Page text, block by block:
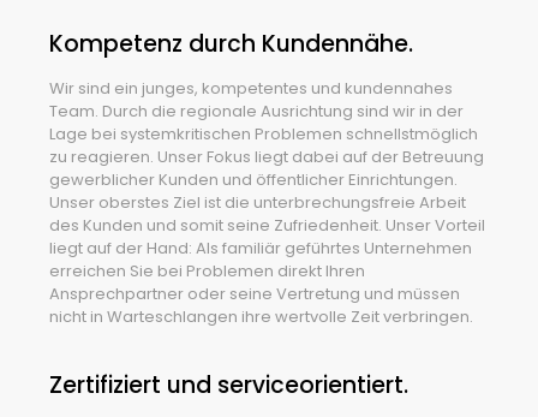
Kompetenz durch Kundennähe.
Wir sind ein junges, kompetentes und kundennahes
Team. Durch die regionale Ausrichtung sind wir in der
Lage bei systemkritischen Problemen schnellstmöglich
zu reagieren. Unser Fokus liegt dabei auf der Betreuung
gewerblicher Kunden und öffentlicher Einrichtungen.
Unser oberstes Ziel ist die unterbrechungsfreie Arbeit
des Kunden und somit seine Zufriedenheit. Unser Vorteil
liegt auf der Hand: Als familiär geführtes Unternehmen
erreichen Sie bei Problemen direkt Ihren
Ansprechpartner oder seine Vertretung und müssen
nicht in Warteschlangen ihre wertvolle Zeit verbringen.
Zertifiziert und serviceorientiert.